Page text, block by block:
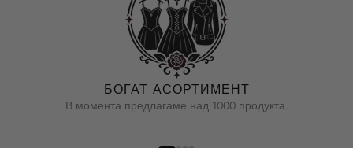
БОГАТ АСОРТИМЕНТ
В момента предлагаме над 1000 продукта.